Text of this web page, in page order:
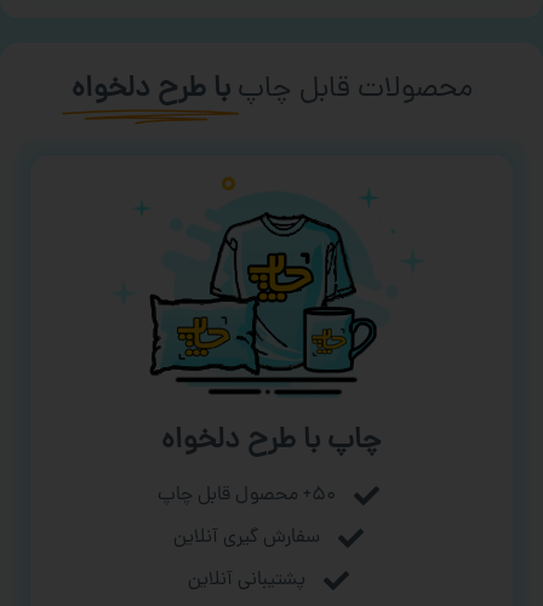
محصولات قابل چاپ با طرح دلخواه
چاپ با طرح دلخواه
۵۰+ محصول قابل چاپ
سفارش گیری آنلاین
پشتیبانی آنلاین